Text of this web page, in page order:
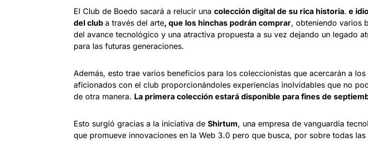
El Club de Boedo sacará a relucir una colección digital de su rica historia. e
del club a través del arte, que los hinchas podrán comprar, obteniendo varios
del avance tecnológico y una atractiva propuesta a su vez dejando un legado
para las futuras generaciones.
Además, esto trae varios beneficios para los coleccionistas que acercarán a los
aficionados con el club proporcionándoles experiencias inolvidables que no
de otra manera. La primera colección estará disponible para fines de
Esto surgió gracias a la iniciativa de Shirtum, una empresa de vanguardia
que promueve innovaciones en la Web 3.0 pero que busca, por sobre todas las